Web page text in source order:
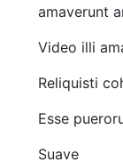
amaverunt
Video illi
Reliquisti
Esse
Suave